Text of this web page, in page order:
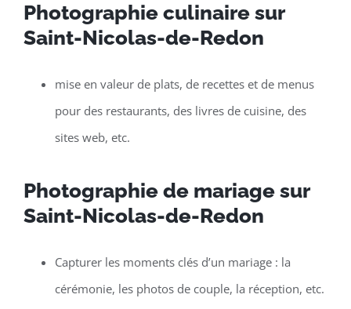
Photographie culinaire sur
Saint-Nicolas-de-Redon
mise en valeur de plats, de recettes et de menus
pour des restaurants, des livres de cuisine, des
sites web, etc.
Photographie de mariage sur
Saint-Nicolas-de-Redon
Capturer les moments clés d’un mariage : la
cérémonie, les photos de couple, la réception, etc.